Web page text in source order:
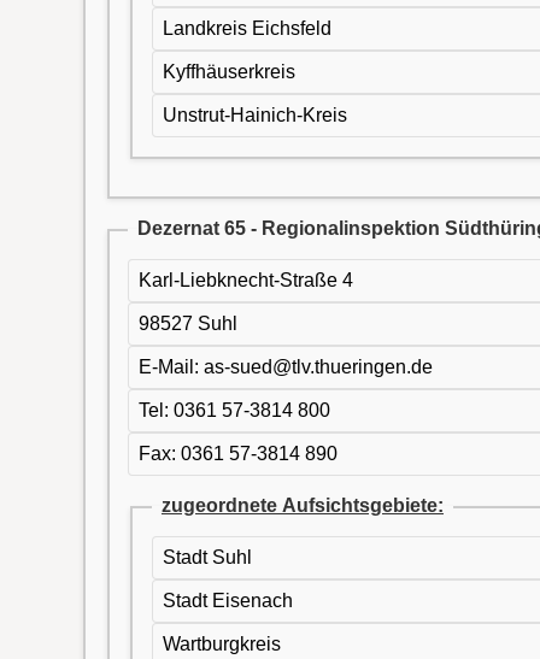
Landkreis Eichsfeld
Kyffhäuserkreis
Unstrut-Hainich-Kreis
Dezernat 65 - Regionalinspektion
Karl-Liebknecht-Straße 4
98527 Suhl
E-Mail: as-sued@tlv.thueringen.de
Tel: 0361 57-3814 800
Fax: 0361 57-3814 890
zugeordnete Aufsichtsgebiete:
Stadt Suhl
Stadt Eisenach
Wartburgkreis